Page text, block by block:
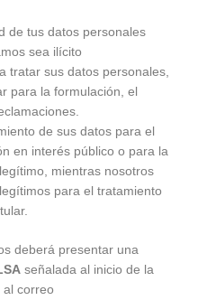
de tus datos personales
sea ilícito
tratar sus datos personales,
para la formulación, el
de sus datos para el
en interés público o para la
mientras nosotros
para el tratamiento
deberá presentar una
señalada al inicio de la
al correo